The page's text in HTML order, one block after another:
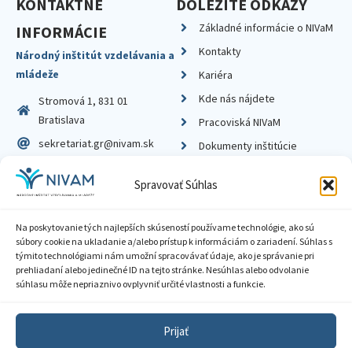
Spravovať Súhlas
Na poskytovanie tých najlepších skúseností používame technológie, ako sú
súbory cookie na ukladanie a/alebo prístup k informáciám o zariadení. Súhlas s
týmito technológiami nám umožní spracovávať údaje, ako je správanie pri
prehliadaní alebo jedinečné ID na tejto stránke. Nesúhlas alebo odvolanie
súhlasu môže nepriaznivo ovplyvniť určité vlastnosti a funkcie.
Prijať
KONTAKTNÉ
INFORMÁCIE
Národný inštitút vzdelávania a
mládeže
Stromová 1, 831 01
Bratislava
sekretariat.gr@nivam.sk
IČO: 00164348
DIČ: 2020798714
DÔLEŽITÉ ODKAZY
Základné informácie o NIVaM
Kontakty
Kariéra
Kde nás nájdete
Pracoviská NIVaM
Dokumenty inštitúcie
Zásady ochrany súkromia
Sprístupnenie informácií